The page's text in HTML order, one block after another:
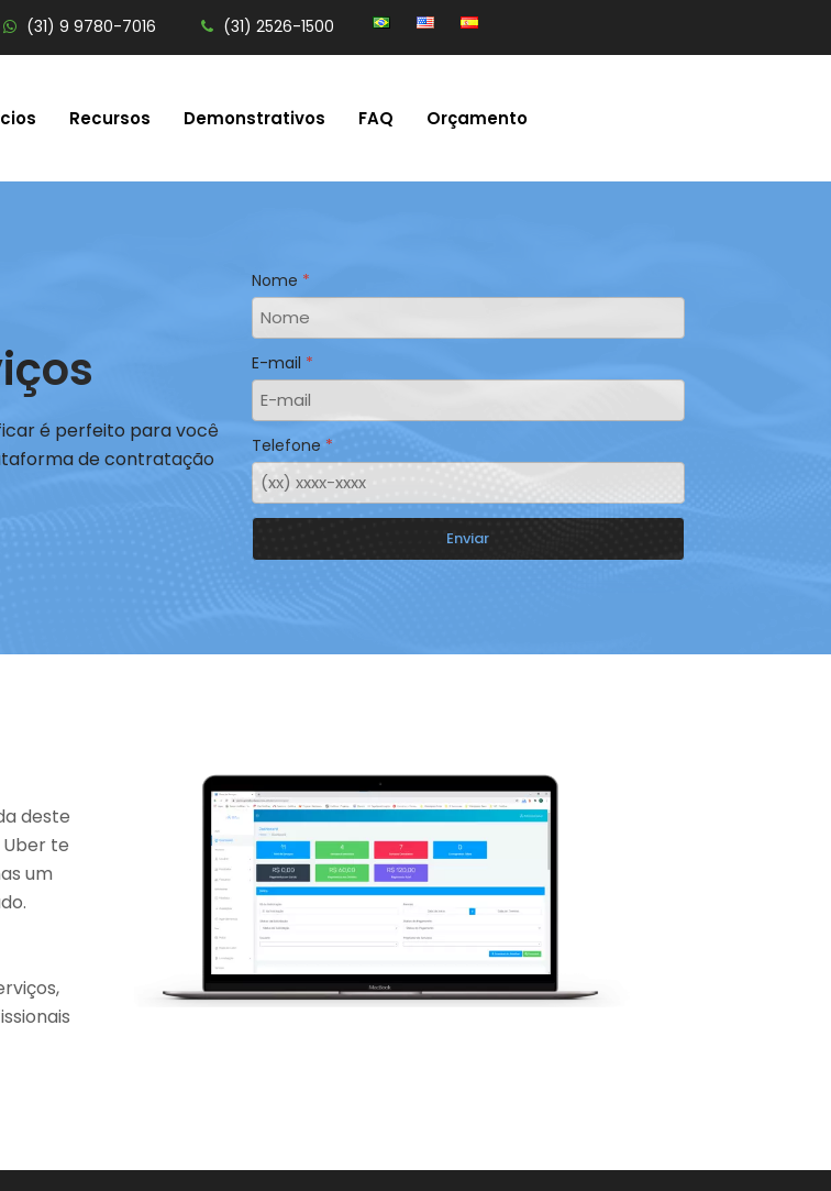
(31) 9 9780-7016 (31) 2526-1500
Recursos Demonstrativos FAQ Orçamento
é perfeito para você
de contratação
Nome
E-mail
Telefone
Enviar
deste
te
um